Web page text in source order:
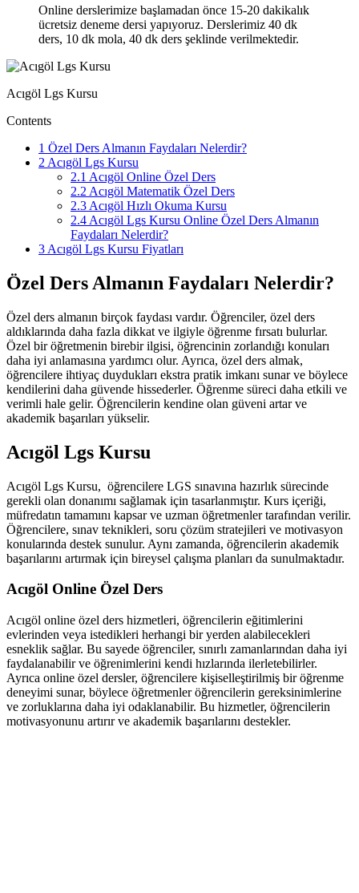
Online derslerimize başlamadan önce 15-20 dakikalık
ücretsiz deneme dersi yapıyoruz. Derslerimiz 40 dk
ders, 10 dk mola, 40 dk ders şeklinde verilmektedir.
Acıgöl Lgs Kursu
Contents
1 Özel Ders Almanın Faydaları Nelerdir?
2 Acıgöl Lgs Kursu
2.1 Acıgöl Online Özel Ders
2.2 Acıgöl Matematik Özel Ders
2.3 Acıgöl Hızlı Okuma Kursu
2.4 Acıgöl Lgs Kursu Online Özel Ders Almanın
Faydaları Nelerdir?
3 Acıgöl Lgs Kursu Fiyatları
Özel Ders Almanın Faydaları Nelerdir?
Özel ders almanın birçok faydası vardır. Öğrenciler, özel ders
aldıklarında daha fazla dikkat ve ilgiyle öğrenme fırsatı bulurlar.
Özel bir öğretmenin birebir ilgisi, öğrencinin zorlandığı konuları
daha iyi anlamasına yardımcı olur. Ayrıca, özel ders almak,
öğrencilere ihtiyaç duydukları ekstra pratik imkanı sunar ve böylece
kendilerini daha güvende hissederler. Öğrenme süreci daha etkili ve
verimli hale gelir. Öğrencilerin kendine olan güveni artar ve
akademik başarıları yükselir.
Acıgöl Lgs Kursu
Acıgöl Lgs Kursu, öğrencilere LGS sınavına hazırlık sürecinde
gerekli olan donanımı sağlamak için tasarlanmıştır. Kurs içeriği,
müfredatın tamamını kapsar ve uzman öğretmenler tarafından verilir.
Öğrencilere, sınav teknikleri, soru çözüm stratejileri ve motivasyon
konularında destek sunulur. Aynı zamanda, öğrencilerin akademik
başarılarını artırmak için bireysel çalışma planları da sunulmaktadır.
Acıgöl Online Özel Ders
Acıgöl online özel ders hizmetleri, öğrencilerin eğitimlerini
evlerinden veya istedikleri herhangi bir yerden alabilecekleri
esneklik sağlar. Bu sayede öğrenciler, sınırlı zamanlarından daha iyi
faydalanabilir ve öğrenimlerini kendi hızlarında ilerletebilirler.
Ayrıca online özel dersler, öğrencilere kişiselleştirilmiş bir öğrenme
deneyimi sunar, böylece öğretmenler öğrencilerin gereksinimlerine
ve zorluklarına daha iyi odaklanabilir. Bu hizmetler, öğrencilerin
motivasyonunu artırır ve akademik başarılarını destekler.